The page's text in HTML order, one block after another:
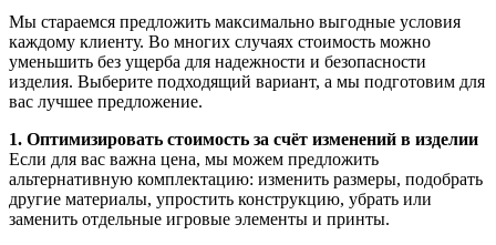
Мы стараемся предложить максимально выгодные условия
каждому клиенту. Во многих случаях стоимость можно
уменьшить без ущерба для надежности и безопасности
изделия. Выберите подходящий вариант, а мы подготовим для
вас лучшее предложение.
1. Оптимизировать стоимость за счёт изменений в изделии
Если для вас важна цена, мы можем предложить
альтернативную комплектацию: изменить размеры, подобрать
другие материалы, упростить конструкцию, убрать или
заменить отдельные игровые элементы и принты.